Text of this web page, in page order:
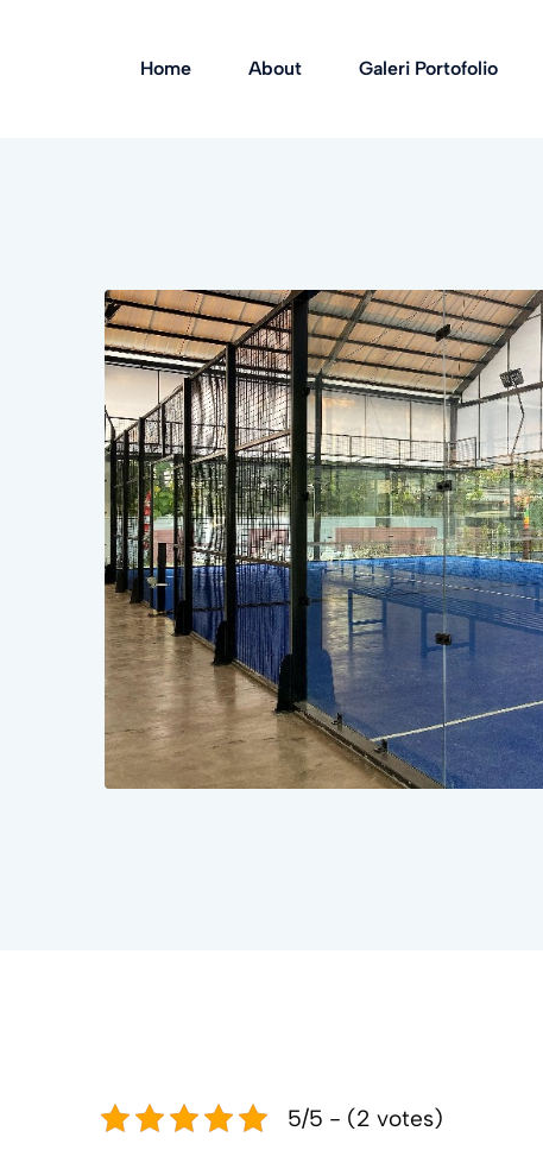
Home About Galeri Portofolio
5/5 - (2 votes)